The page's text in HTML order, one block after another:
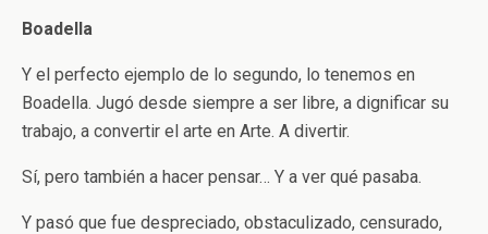
Boadella
Y el perfecto ejemplo de lo segundo, lo tenemos en
Boadella. Jugó desde siempre a ser libre, a dignificar su
trabajo, a convertir el arte en Arte. A divertir.
Sí, pero también a hacer pensar… Y a ver qué pasaba.
Y pasó que fue despreciado, obstaculizado, censurado,